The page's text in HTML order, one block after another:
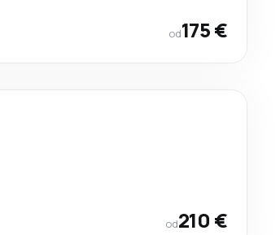
od175 €
od210 €